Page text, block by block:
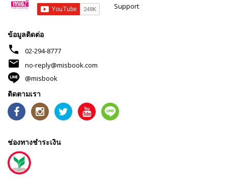
Support
ข้อมูลติดต่อ
phone 02-294-8777
mail
no-reply@misbook.com
@misbook
ติดตามเรา
ช่องทางชำระเงิน